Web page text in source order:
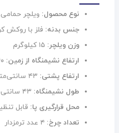
نوع محصول: ویلچر
جنس بدنه: فلز با روکش
وزن ویلچر:
ارتفاع نشیمنگاه از زمین:
ارتفاع پشتی:
طول نشیمنگاه:
محل قرارگیری پا: قابل
تعداد چرخ: